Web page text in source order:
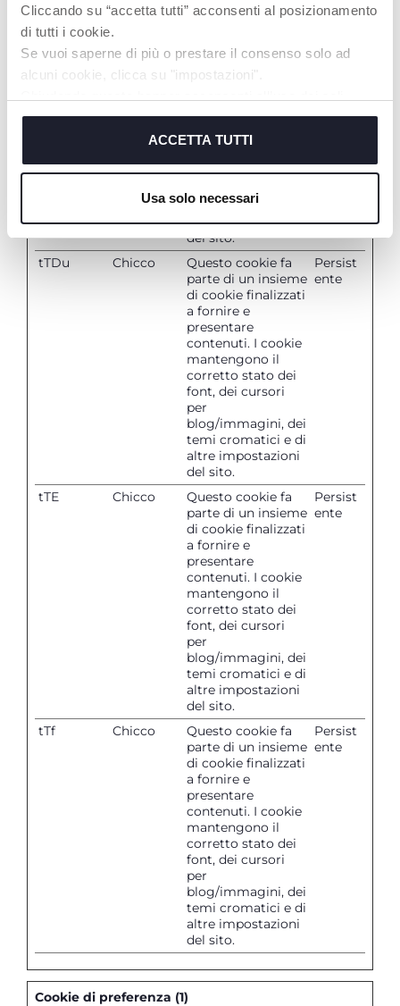
Cliccando su “accetta tutti” acconsenti al posizionamento
di tutti i cookie.
Se vuoi saperne di più o prestare il consenso solo ad
alcuni cookie, clicca su "impostazioni".
cookie tecnici, indispensabili per fruire del servizio
ACCETTA TUTTI
Usa solo necessari
del sito.
tTDe
parte di un insieme
di cookie finalizzati
a fornire e
corretto stato dei
per
blog/immagini, dei
temi cromatici e di
altre impostazioni
del sito.
ente
tTDu Chicco
Questo cookie fa
parte di un insieme
di cookie finalizzati
a fornire e
presentare
contenuti. I cookie
mantengono il
corretto stato dei
font, dei cursori
per
blog/immagini, dei
temi cromatici e di
altre impostazioni
del sito.
Persist
ente
tTE Chicco
Questo cookie fa
parte di un insieme
di cookie finalizzati
a fornire e
presentare
contenuti. I cookie
mantengono il
corretto stato dei
font, dei cursori
per
blog/immagini, dei
temi cromatici e di
altre impostazioni
del sito.
Persist
ente
tTf Chicco
Questo cookie fa
parte di un insieme
di cookie finalizzati
a fornire e
presentare
contenuti. I cookie
mantengono il
corretto stato dei
font, dei cursori
per
blog/immagini, dei
temi cromatici e di
altre impostazioni
del sito.
Persist
ente
Cookie di preferenza (1)